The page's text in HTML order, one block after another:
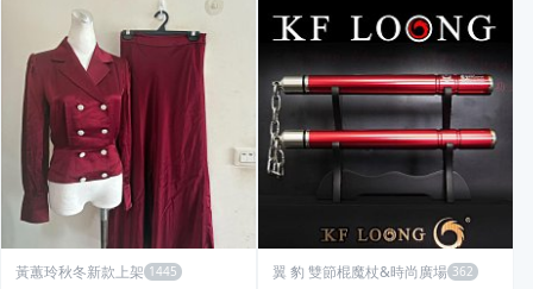
黃蕙玲秋冬新款上架 翼 豹 雙節棍魔杖&時尚廣場